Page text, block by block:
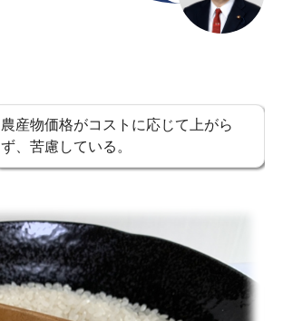
農産物価格がコストに応じて上がら
ず、苦慮している。